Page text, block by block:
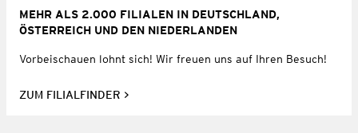
MEHR ALS 2.000 FILIALEN IN DEUTSCHLAND,
ÖSTERREICH UND DEN NIEDERLANDEN
Vorbeischauen lohnt sich! Wir freuen uns auf Ihren Besuch!
ZUM FILIALFINDER